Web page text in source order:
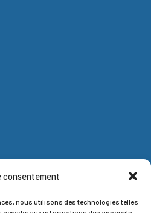
consentement
nous utilisons des technologies telles